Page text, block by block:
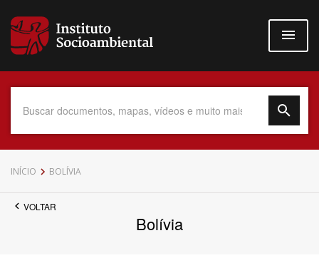
para
conteúdo
Data do Documento
INÍCIO BOLÍVIA
VOLTAR
Bolívia